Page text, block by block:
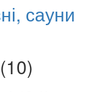
сауни
(10)